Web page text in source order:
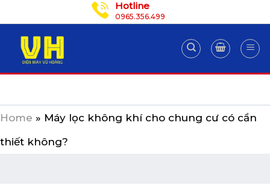
to
content
Hotline
0965.356.499
Home » Máy lọc không khí cho chung cư có cần
thiết không?